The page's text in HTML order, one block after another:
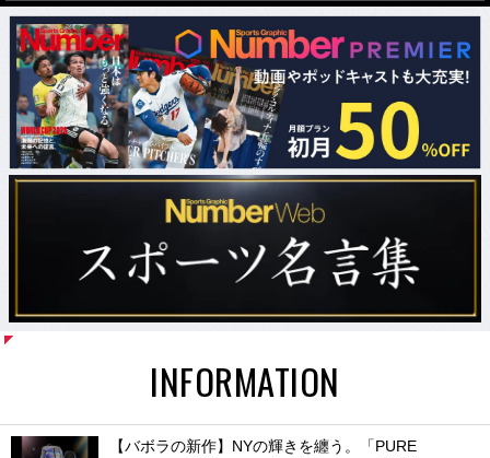
INFORMATION
【バボラの新作】NYの輝きを纏う。「PURE